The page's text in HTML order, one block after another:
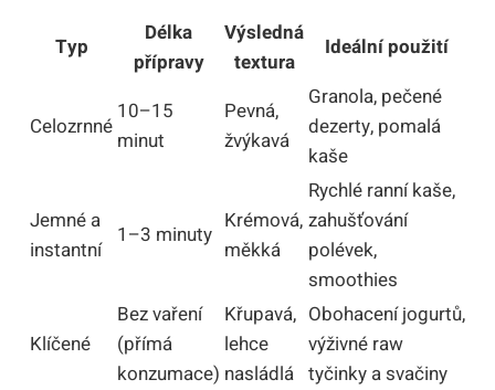
Typ
Délka
přípravy
Výsledná
textura
Ideální použití
Celozrnné
10–15
minut
Pevná,
žvýkavá
Granola, pečené
dezerty, pomalá
kaše
Jemné a
instantní
1–3 minuty
Krémová,
měkká
Rychlé ranní kaše,
zahušťování
polévek,
smoothies
Klíčené
Bez vaření
(přímá
konzumace)
Křupavá,
lehce
nasládlá
Obohacení jogurtů,
výživné raw
tyčinky a svačiny